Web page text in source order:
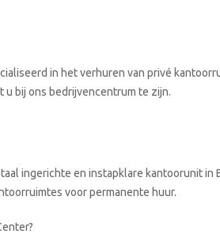
in het verhuren van privé
u bij ons bedrijvencentrum te zijn.
ingerichte en instapklare kantoorunit in
voor permanente huur.